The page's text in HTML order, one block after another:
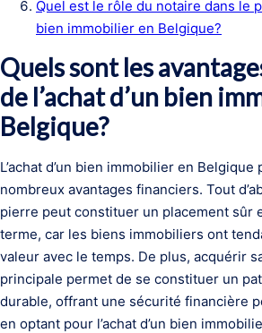
Quel est le rôle du notaire dans le
bien immobilier en Belgique?
Quels sont les
de l’achat d’un bien
Belgique?
L’achat d’un bien immobilier en Belgique
nombreux avantages financiers. Tout
pierre peut constituer un placement sûr
terme, car les biens immobiliers ont
valeur avec le temps. De plus, acquérir
principale permet de se constituer un
durable, offrant une sécurité financière
en optant pour l’achat d’un bien